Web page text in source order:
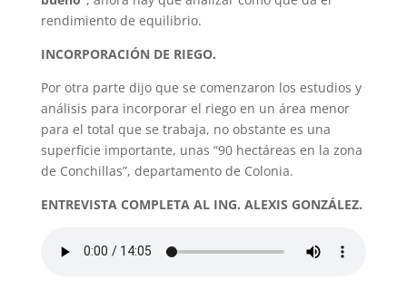
rendimiento de equilibrio.
INCORPORACIÓN DE RIEGO.
Por otra parte dijo que se comenzaron los estudios y
análisis para incorporar el riego en un área menor
para el total que se trabaja, no obstante es una
superficie importante, unas “90 hectáreas en la zona
de Conchillas”, departamento de Colonia.
ENTREVISTA COMPLETA AL ING. ALEXIS GONZÁLEZ.